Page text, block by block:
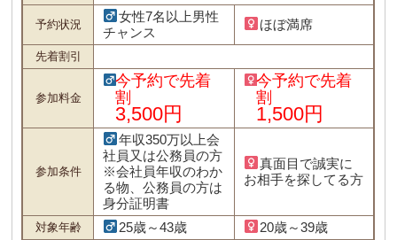
予約状況
女性7名以上男性
チャンス
ほぼ満席
先着割引
参加料金
今予約で先着
割
3,500円
今予約で先着
割
1,500円
参加条件
年収350万以上会
社員又は公務員の方
※会社員年収のわか
る物、公務員の方は
身分証明書
真面目で誠実に
お相手を探してる方
対象年齢 25歳～43歳 20歳～39歳